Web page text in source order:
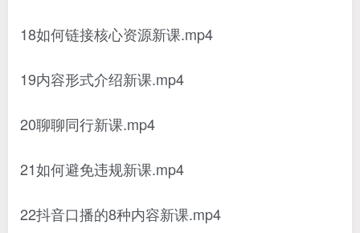
18如何链接核心资源新课.mp4
19内容形式介绍新课.mp4
20聊聊同行新课.mp4
21如何避免违规新课.mp4
22抖音口播的8种内容新课.mp4